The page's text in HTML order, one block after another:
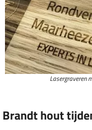
Lasergraveren
Brandt hout